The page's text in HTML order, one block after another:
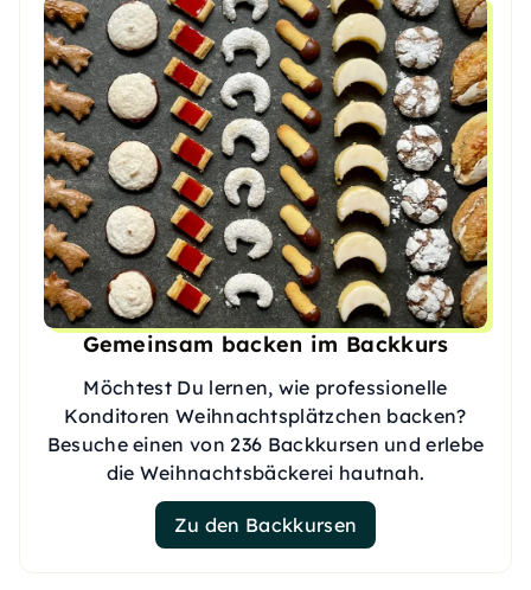
Gemeinsam backen im Backkurs
Möchtest Du lernen, wie professionelle
Konditoren Weihnachtsplätzchen backen?
Besuche einen von 236 Backkursen und erlebe
die Weihnachtsbäckerei hautnah.
Zu den Backkursen